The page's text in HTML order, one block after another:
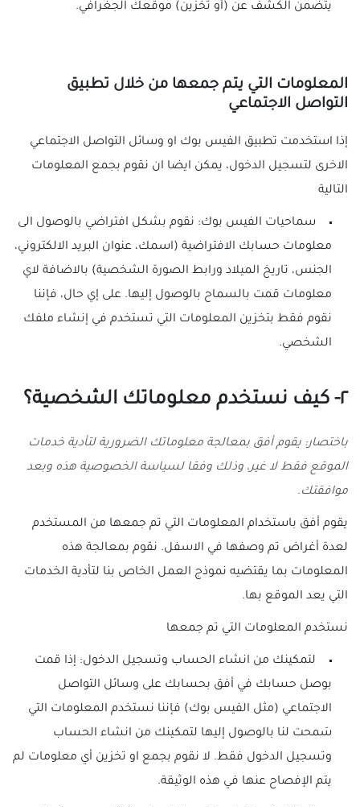
يتضمن الكشف عن (أو تخزين) موقعك الجغرافي.
المعلومات التي يتم جمعها من خلال تطبيق
التواصل الاجتماعي
إذا استخدمت تطبيق الفيس بوك او وسائل التواصل الاجتماعي
الاخرى لتسجيل الدخول، يمكن ايضا ان نقوم بجمع المعلومات
التالية
سماحيات الفيس بوك: نقوم بشكل افتراضي بالوصول الى
معلومات حسابك الافتراضية (اسمك، عنوان البريد الالكتروني،
الجنس، تاريخ الميلاد ورابط الصورة الشخصية) بالاضافة لاي
معلومات قمت بالسماح بالوصول إليها. على إي حال، فإننا
نقوم فقط بتخزين المعلومات التي تستخدم في إنشاء ملفك
الشخصي.
٢- كيف نستخدم معلوماتك الشخصية؟
باختصار: يقوم أفق بمعالجة معلوماتك الضرورية لتأدية خدمات
الموقع فقط لا غير، وذلك وفقا لسياسة الخصوصية هذه وبعد
موافقتك.
يقوم أفق باستخدام المعلومات التي تم جمعها من المستخدم
لعدة أغراض تم وصفها في الاسفل. نقوم بمعالجة هذه
المعلومات بما يقتضيه نموذج العمل الخاص بنا لتأدية الخدمات
التي يعد الموقع بها.
نستخدم المعلومات التي تم جمعها
لتمكينك من انشاء الحساب وتسجيل الدخول: إذا قمت
بوصل حسابك في أفق بحسابك على وسائل التواصل
الاجتماعي (مثل الفيس بوك) فإننا نستخدم المعلومات التي
سَمحت لنا بالوصول إليها لتمكينك من انشاء الحساب
وتسجيل الدخول فقط. لا نقوم بجمع او تخزين أي معلومات لم
يتم الإفصاح عنها في هذه الوثيقة.